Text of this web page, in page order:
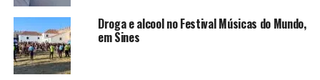
Droga e alcool no Festival Músicas do Mundo,
em Sines